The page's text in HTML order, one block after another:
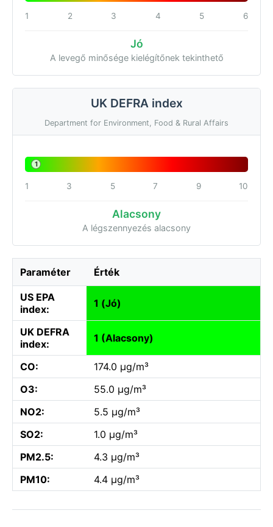
1 2 3 4 5 6
Jó
A levegő minősége kielégítőnek tekinthető
UK DEFRA index
Department for Environment, Food & Rural Affairs
1
1 3 5 7 9 10
Alacsony
A légszennyezés alacsony
Paraméter Érték
US EPA
index:
1 (Jó)
UK DEFRA
index:
1 (Alacsony)
CO:
174.0 µg/m³
O3:
55.0 µg/m³
NO2:
5.5 µg/m³
SO2:
1.0 µg/m³
PM2.5:
4.3 µg/m³
PM10:
4.4 µg/m³